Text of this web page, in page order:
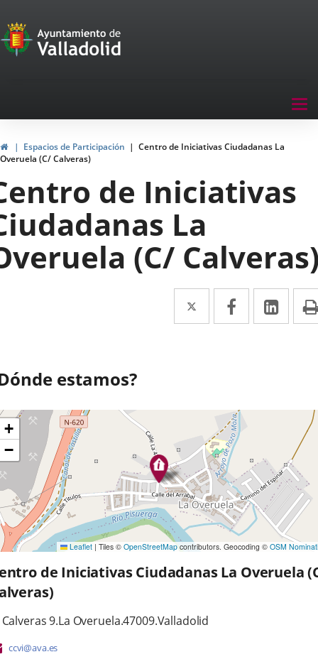
Portal
de
navegación
InicioEspacios de Participación
Centro de Iniciativas Ciudadanas La
Overuela (C/ Calveras)
de Iniciativas
La
(C/
Twitter
Enlace
a
Facebook
Enlace
a
a
estamos?
+
−
Leaflet | Tiles © OpenStreetMap contributors. Geocoding © OSM
de Iniciativas Ciudadanas La Overuela
9.La Overuela.47009.Valladolid
Dirección
ccvi@ava.es